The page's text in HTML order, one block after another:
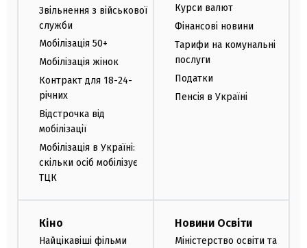
Звільнення з військової
служби
Мобілізація 50+
Мобілізація жінок
Контракт для 18-24-
річних
Відстрочка від
мобілізації
Мобілізація в Україні:
скільки осіб мобілізує
ТЦК
Курси валют
Фінансові новини
Тарифи на комунальні
послуги
Податки
Пенсія в Україні
Кіно
Найцікавіші фільми
Новини Освіти
Міністерство освіти та